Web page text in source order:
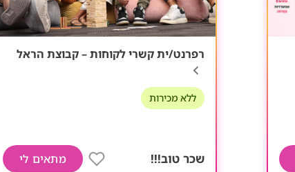
רפרנט/ית קשרי לקוחות – קבוצת הראל
ללא מכירות
שכר טוב!!! מתאים לי